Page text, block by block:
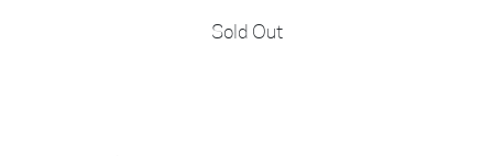
Sold Out